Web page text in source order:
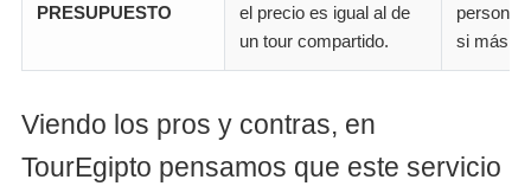
PRESUPUESTO
el precio es igual al de
un tour compartido.
persona
si más
Viendo los pros y contras, en
TourEgipto pensamos que este servicio